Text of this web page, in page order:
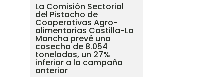
La Comisión Sectorial
del Pistacho de
Cooperativas Agro-
alimentarias Castilla-La
Mancha prevé una
cosecha de 8.054
toneladas, un 27%
inferior a la campaña
anterior